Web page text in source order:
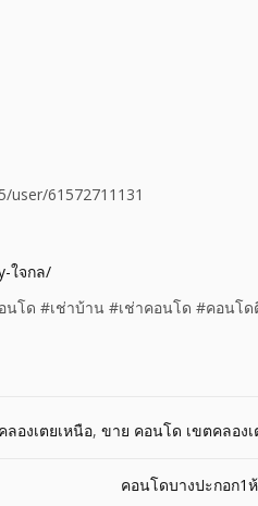
user/61572711131
ใจกล/
โด #เช่าบ้าน #เช่าคอนโด #คอนโด
องเตยเหนือ, ขาย คอนโด เขตคลองเ
คอนโดบางปะกอก1